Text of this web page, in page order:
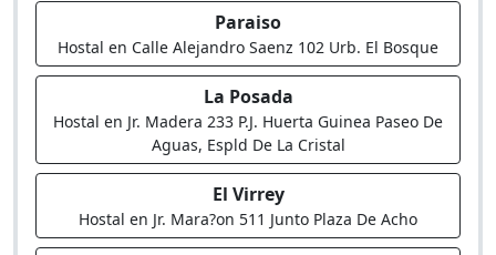
Paraiso
Hostal en Calle Alejandro Saenz 102 Urb. El Bosque
La Posada
Hostal en Jr. Madera 233 P.J. Huerta Guinea Paseo De
Aguas, Espld De La Cristal
El Virrey
Hostal en Jr. Mara?on 511 Junto Plaza De Acho